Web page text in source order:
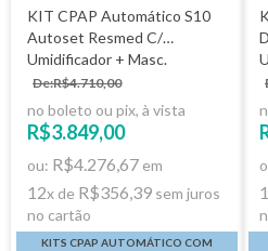
KIT CPAP Automático S10
Autoset Resmed C/
Umidificador + Masc.
DreamWear
De:R$4.710,00
no boleto ou pix, à vista
R$3.849,00
ou: R$4.276,67 em
12x de R$356,39 sem juros
no cartão
KITS CPAP AUTOMÁTICO COM